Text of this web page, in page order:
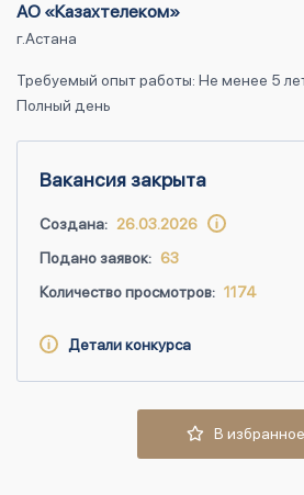
АО «Казахтелеком»
г.Астана
Требуемый опыт работы: Не менее 5
Полный день
Вакансия закрыта
Создана: 26.03.2026
Подано заявок: 63
Количество просмотров: 1174
Детали конкурса
В избранное